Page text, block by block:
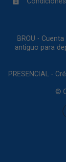
BROU -
antiguo para
PRESENCIAL -
©